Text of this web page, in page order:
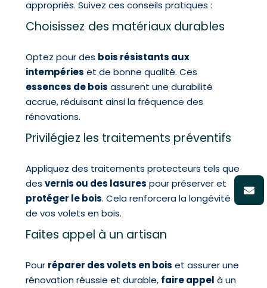
appropriés. Suivez ces conseils pratiques :
Choisissez des matériaux durables
Optez pour des bois résistants aux
intempéries et de bonne qualité. Ces
essences de bois assurent une durabilité
accrue, réduisant ainsi la fréquence des
rénovations.
Privilégiez les traitements préventifs
Appliquez des traitements protecteurs tels que
des vernis ou des lasures pour préserver et
protéger le bois. Cela renforcera la longévité
de vos volets en bois.
Faites appel à un artisan
Pour réparer des volets en bois et assurer une
rénovation réussie et durable, faire appel à un